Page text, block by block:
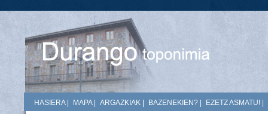
HASIERA| MAPA| ARGAZKIAK BAZENEKIEN? EZETZ ASMATU!